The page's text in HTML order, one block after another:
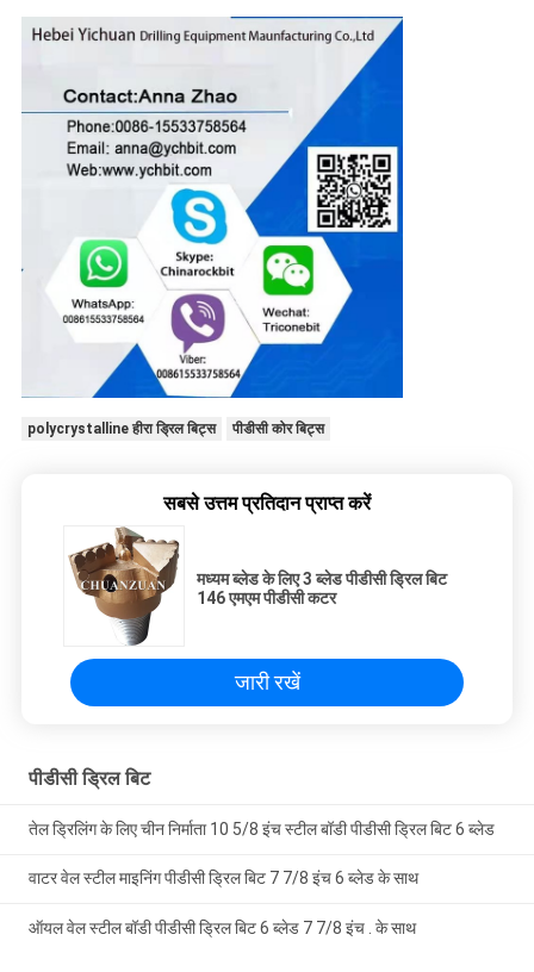
polycrystalline हीरा ड्रिल बिट्स पीडीसी कोर बिट्स
सबसे उत्तम प्रतिदान प्राप्त करें
मध्यम ब्लेड के लिए 3 ब्लेड पीडीसी ड्रिल बिट
146 एमएम पीडीसी कटर
जारी रखें
पीडीसी ड्रिल बिट
तेल ड्रिलिंग के लिए चीन निर्माता 10 5/8 इंच स्टील बॉडी पीडीसी ड्रिल बिट 6 ब्लेड
वाटर वेल स्टील माइनिंग पीडीसी ड्रिल बिट 7 7/8 इंच 6 ब्लेड के साथ
ऑयल वेल स्टील बॉडी पीडीसी ड्रिल बिट 6 ब्लेड 7 7/8 इंच . के साथ